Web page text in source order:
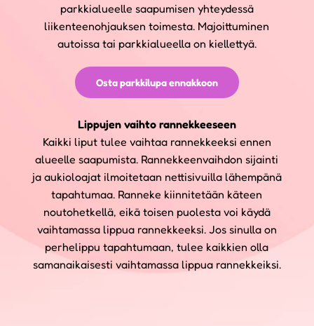
parkkialueelle saapumisen yhteydessä
liikenteenohjauksen toimesta. Majoittuminen
autoissa tai parkkialueella on kiellettyä.
Osta parkkilupa ennakkoon
Lippujen vaihto rannekkeeseen
Kaikki liput tulee vaihtaa rannekkeeksi ennen
alueelle saapumista. Rannekkeenvaihdon sijainti
ja aukioloajat ilmoitetaan nettisivuilla lähempänä
tapahtumaa. Ranneke kiinnitetään käteen
noutohetkellä, eikä toisen puolesta voi käydä
vaihtamassa lippua rannekkeeksi. Jos sinulla on
perhelippu tapahtumaan, tulee kaikkien olla
samanaikaisesti vaihtamassa lippua rannekkeiksi.